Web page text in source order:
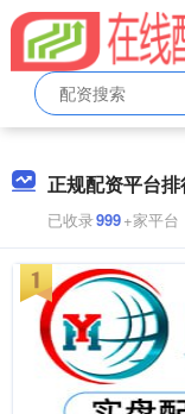
正规配资平台排
已收录999+家平台